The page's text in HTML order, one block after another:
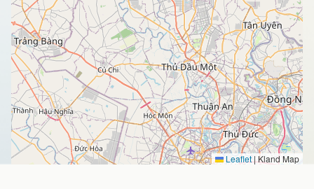
Leaflet |Kland Map